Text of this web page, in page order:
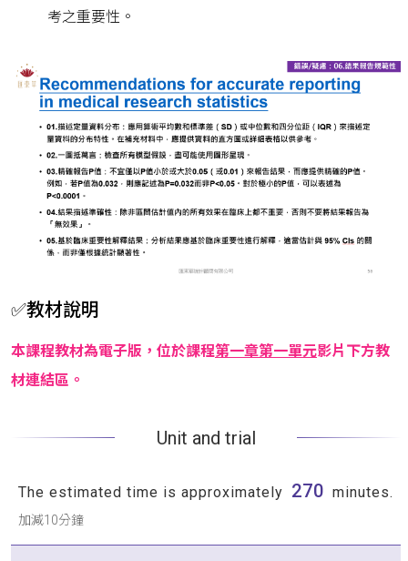
考之重要性。
✅教材說明
本課程教材為電子版，位於課程第一章第一單元影片下方教
材連結區。
Unit and trial
The estimated time is approximately 270 minutes.
加減10分鐘